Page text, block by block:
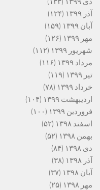
آذر ۱۳۹۹
(۱۲۴)
آبان ۱۳۹۹
(۱۵۹)
مهر ۱۳۹۹
(۱۲۶)
شهریور ۱۳۹۹
(۱۱۲)
مرداد ۱۳۹۹
(۱۱۶)
تیر ۱۳۹۹
(۱۱۹)
خرداد ۱۳۹۹
(۷۸)
اردیبهشت ۱۳۹۹
(۱۰۴)
فروردین ۱۳۹۹
(۱۰۰)
اسفند ۱۳۹۸
(۵۲)
بهمن ۱۳۹۸
(۵۲)
دی ۱۳۹۸
(۸۴)
آذر ۱۳۹۸
(۳۸)
آبان ۱۳۹۸
(۳۷)
مهر ۱۳۹۸
(۲۵)